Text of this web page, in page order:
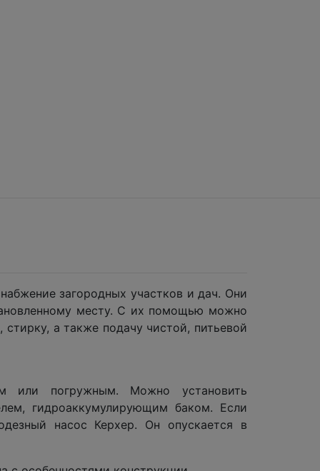
загородных участков и дач. Они
месту. С их помощью можно
а также подачу чистой, питьевой
или погружным. Можно установить
гидроаккумулирующим баком. Если
насос Керхер. Он опускается в